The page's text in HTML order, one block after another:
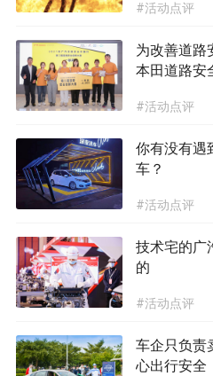
#活动点评
为改善道路
本田道路安
#活动点评
你有没有遇
车？
#活动点评
技术宅的广
的
#活动点评
车企只负责
心出行安全